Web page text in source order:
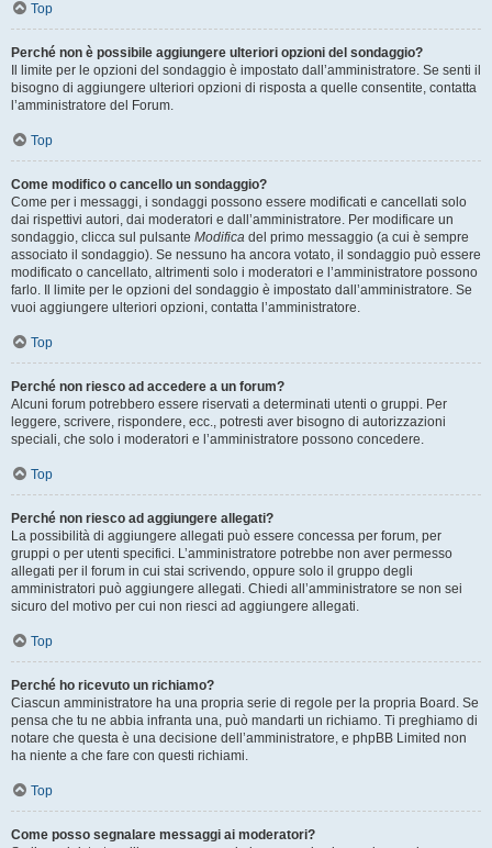
Top
Perché non è possibile aggiungere ulteriori opzioni del sondaggio?
Il limite per le opzioni del sondaggio è impostato dall’amministratore. Se senti il
bisogno di aggiungere ulteriori opzioni di risposta a quelle consentite, contatta
l’amministratore del Forum.
Top
Come modifico o cancello un sondaggio?
Come per i messaggi, i sondaggi possono essere modificati e cancellati solo
dai rispettivi autori, dai moderatori e dall’amministratore. Per modificare un
sondaggio, clicca sul pulsante Modifica del primo messaggio (a cui è sempre
associato il sondaggio). Se nessuno ha ancora votato, il sondaggio può essere
modificato o cancellato, altrimenti solo i moderatori e l’amministratore possono
farlo. Il limite per le opzioni del sondaggio è impostato dall’amministratore. Se
vuoi aggiungere ulteriori opzioni, contatta l’amministratore.
Top
Perché non riesco ad accedere a un forum?
Alcuni forum potrebbero essere riservati a determinati utenti o gruppi. Per
leggere, scrivere, rispondere, ecc., potresti aver bisogno di autorizzazioni
speciali, che solo i moderatori e l’amministratore possono concedere.
Top
Perché non riesco ad aggiungere allegati?
La possibilità di aggiungere allegati può essere concessa per forum, per
gruppi o per utenti specifici. L’amministratore potrebbe non aver permesso
allegati per il forum in cui stai scrivendo, oppure solo il gruppo degli
amministratori può aggiungere allegati. Chiedi all’amministratore se non sei
sicuro del motivo per cui non riesci ad aggiungere allegati.
Top
Perché ho ricevuto un richiamo?
Ciascun amministratore ha una propria serie di regole per la propria Board. Se
pensa che tu ne abbia infranta una, può mandarti un richiamo. Ti preghiamo di
notare che questa è una decisione dell’amministratore, e phpBB Limited non
ha niente a che fare con questi richiami.
Top
Come posso segnalare messaggi ai moderatori?